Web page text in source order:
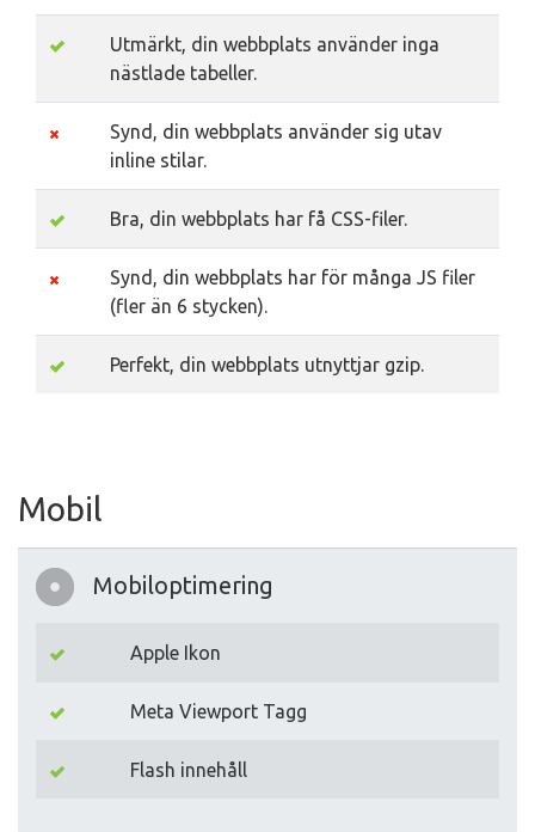
Utmärkt, din webbplats använder inga
nästlade tabeller.
Synd, din webbplats använder sig utav
inline stilar.
Bra, din webbplats har få CSS-filer.
Synd, din webbplats har för många JS filer
(fler än 6 stycken).
Perfekt, din webbplats utnyttjar gzip.
Mobil
Mobiloptimering
Apple Ikon
Meta Viewport Tagg
Flash innehåll